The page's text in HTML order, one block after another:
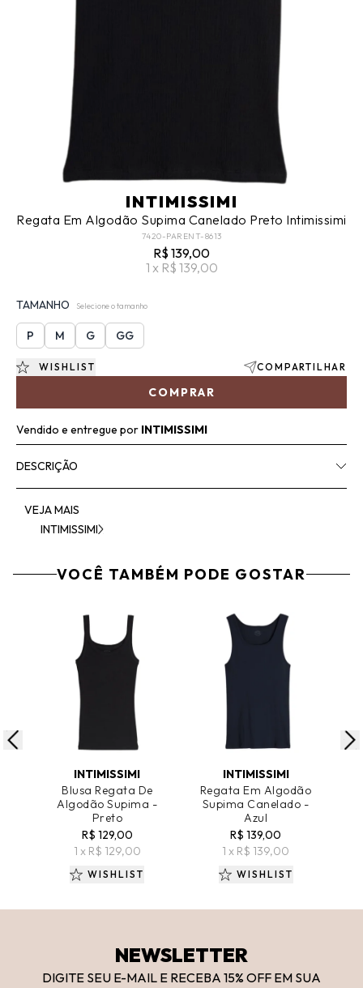
INTIMISSIMI
Regata Em Algodão Supima Canelado Preto Intimissimi
7420-PARENT-8613
R$ 139,00
1 x R$ 139,00
TAMANHO Selecione o tamanho
P M G GG
COMPRAR
WISHLIST COMPARTILHAR
Vendido e entregue por INTIMISSIMI
DESCRIÇÃO
VEJA MAIS
INTIMISSIMI
VOCÊ TAMBÉM PODE GOSTAR
ADICIONAR AO CARRINHO
INTIMISSIMI
Blusa Regata De
Algodão Supima -
Preto
R$ 129,00
1 x R$ 129,00
WISHLIST
ADICIONAR AO CARRINHO
INTIMISSIMI
Regata Em Algodão
Supima Canelado -
Azul
R$ 139,00
1 x R$ 139,00
WISHLIST
NEWSLETTER
DIGITE SEU E-MAIL E RECEBA 15% OFF EM SUA